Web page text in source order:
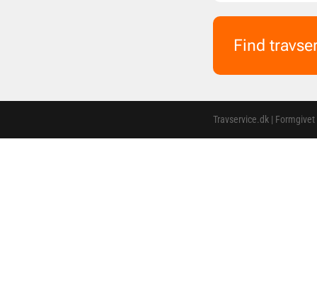
Find
Travservice.dk |